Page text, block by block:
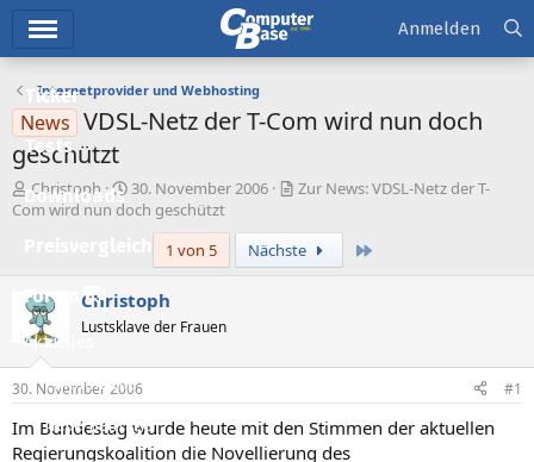
Ticker
Tests
Downloads
Forum
Aktuelles
Empfohlene Inhalte
Neue Beiträge
Anmelden
Internetprovider und Webhosting
News VDSL-Netz der T-Com wird nun doch
geschützt
E
r
l
l
e
r
Christoph
E
r
l
t
m
30. November 2006
Zur News: VDSL-Netz der T-
Com wird nun doch geschützt
1 von 5
Nächste
Christoph
Lustsklave der Frauen
30. November 2006 #1
Im Bundestag wurde heute mit den Stimmen der aktuellen
Regierungskoalition die Novellierung des